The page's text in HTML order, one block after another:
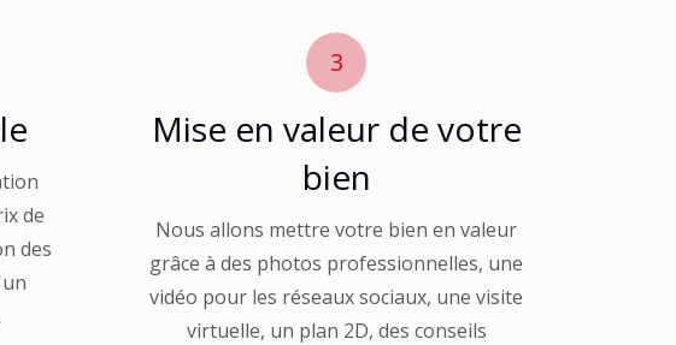
de
des
3
Mise en valeur de votre
bien
Nous allons mettre votre bien en valeur
grâce à des photos professionnelles, une
vidéo pour les réseaux sociaux, une visite
virtuelle, un plan 2D, des conseils